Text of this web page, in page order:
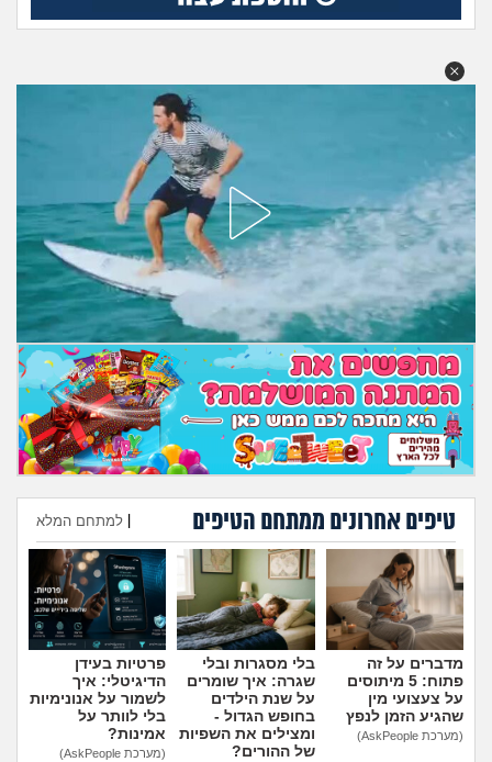
שומרים על הגוף
פיננסי וכלכלה
בין הסדינים
חיות מחמד
יוקר המחיה
גאווה
טיפים אחרונים ממתחם הטיפים למתחם המלא
הוספת טיפ
מדברים על זה
פתוח: 5 מיתוסים
על צעצועי מין
שהגיע הזמן לנפץ
(מערכת AskPeople)
בלי מסגרות ובלי
שגרה: איך שומרים
על שנת הילדים
בחופש הגדול -
ומצילים את השפיות
של ההורים?
פרטיות בעידן
הדיגיטלי: איך
לשמור על אנונימיות
בלי לוותר על
אמינות?
(מערכת AskPeople)